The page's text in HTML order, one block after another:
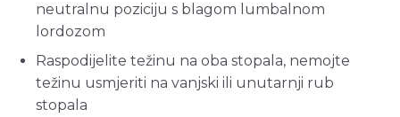
neutralnu poziciju s blagom lumbalnom
lordozom
Raspodijelite težinu na oba stopala, nemojte
težinu usmjeriti na vanjski ili unutarnji rub
stopala